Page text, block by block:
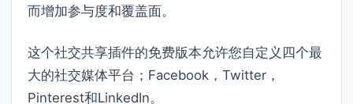
而增加参与度和覆盖面。
这个社交共享插件的免费版本允许您自定义四个最
大的社交媒体平台；Facebook，Twitter，
Pinterest和LinkedIn。